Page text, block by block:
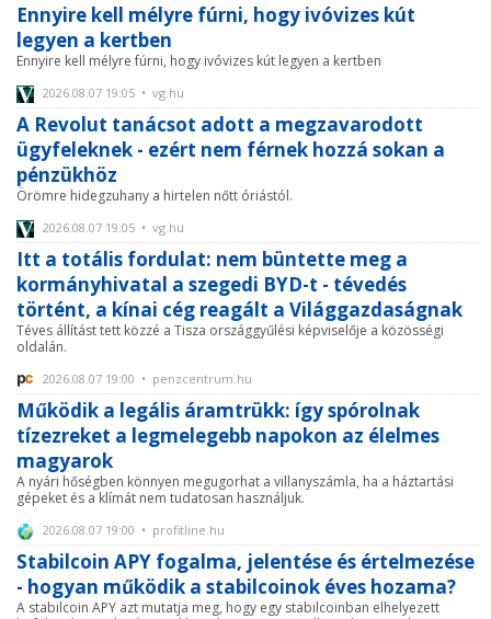
Ennyire kell mélyre fúrni, hogy ivóvizes kút
legyen a kertben
Ennyire kell mélyre fúrni, hogy ivóvizes kút legyen a kertben
2026.08.07 19:05 • vg.hu
A Revolut tanácsot adott a megzavarodott
ügyfeleknek - ezért nem férnek hozzá sokan a
pénzükhöz
Örömre hidegzuhany a hirtelen nőtt óriástól.
2026.08.07 19:05 • vg.hu
Itt a totális fordulat: nem büntette meg a
kormányhivatal a szegedi BYD-t - tévedés
történt, a kínai cég reagált a Világgazdaságnak
Téves állítást tett közzé a Tisza országgyűlési képviselője a közösségi
oldalán.
2026.08.07 19:00 • penzcentrum.hu
Működik a legális áramtrükk: így spórolnak
tízezreket a legmelegebb napokon az élelmes
magyarok
A nyári hőségben könnyen megugorhat a villanyszámla, ha a háztartási
gépeket és a klímát nem tudatosan használjuk.
2026.08.07 19:00 • profitline.hu
Stabilcoin APY fogalma, jelentése és értelmezése
- hogyan működik a stabilcoinok éves hozama?
A stabilcoin APY azt mutatja meg, hogy egy stabilcoinban elhelyezett